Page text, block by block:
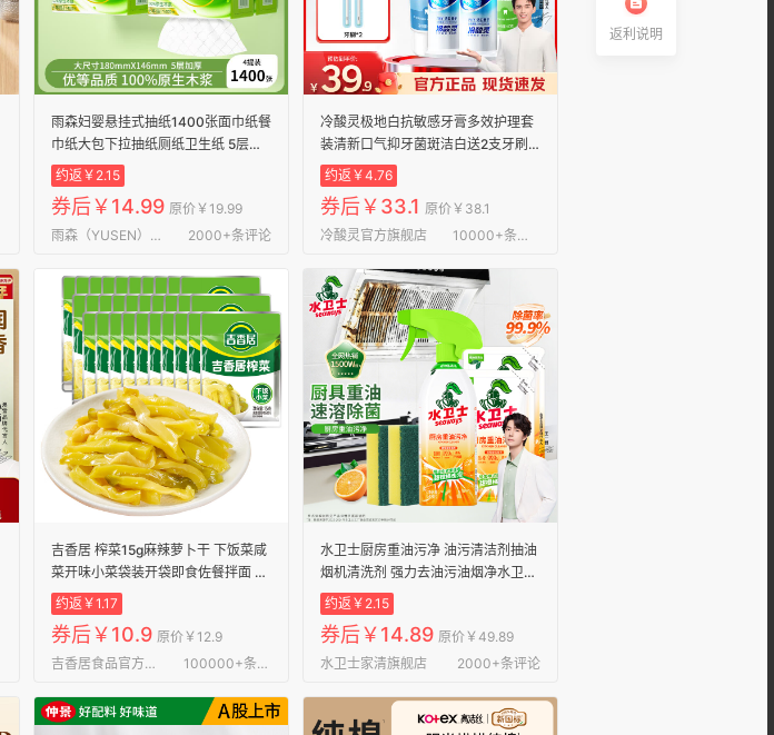
雨森妇婴悬挂式抽纸1400张面巾纸餐
巾纸大包下拉抽纸厕纸卫生纸 5层
1400张*4提
约返￥2.15
券后￥14.99 原价￥19.99
雨森（YUSEN）健康生活旗舰店
2000+条评论
冷酸灵极地白抗敏感牙膏多效护理套
装清新口气抑牙菌斑洁白送2支牙刷
泵式2支+软管3支 500g*1套
约返￥4.76
券后￥33.1 原价￥38.1
冷酸灵官方旗舰店
10000+条评论
吉香居 榨菜15g麻辣萝卜干 下饭菜咸
菜开味小菜袋装开袋即食佐餐拌面 吉
香居榨菜15g*30袋
约返￥1.17
券后￥10.9 原价￥12.9
吉香居食品官方旗舰店
100000+条评论
水卫士厨房重油污净 油污清洁剂抽油
烟机清洗剂 强力去油污油烟净水卫仕
【超值囤货】油污净1瓶+补充装
420g*2袋+送海绵擦*2
约返￥2.15
券后￥14.89 原价￥49.89
水卫士家清旗舰店
2000+条评论
返利说明